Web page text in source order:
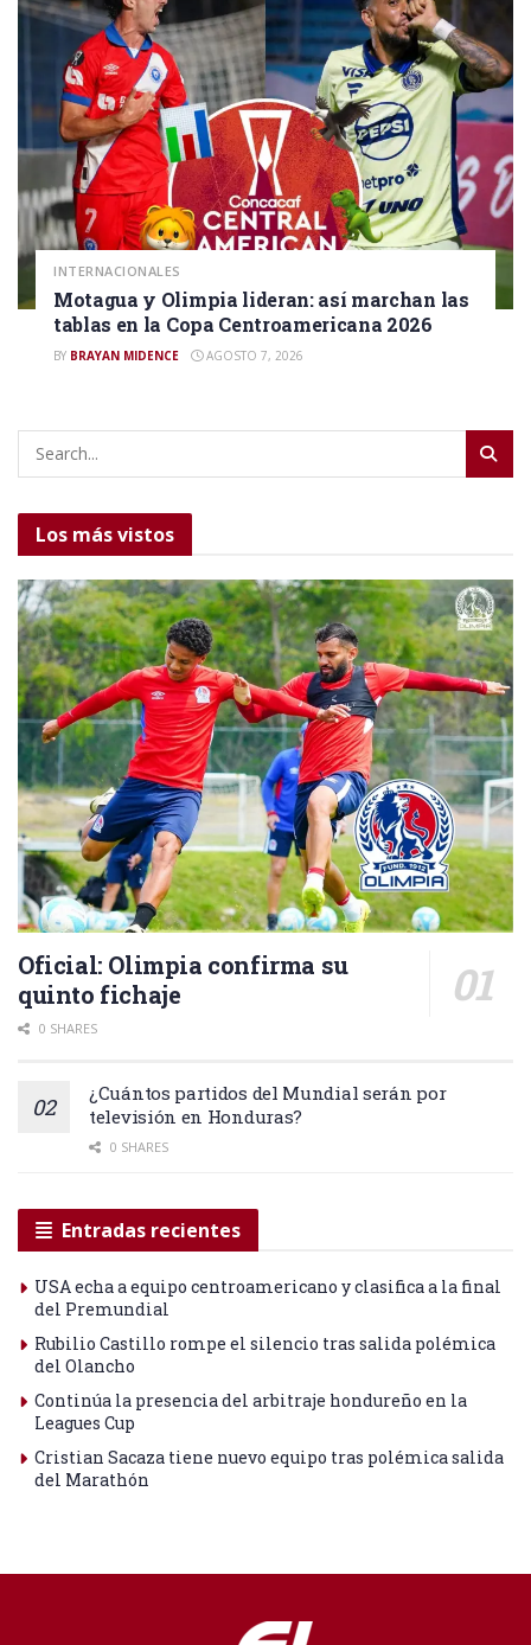
INTERNACIONALES
Motagua y Olimpia lideran: así marchan las
tablas en la Copa Centroamericana 2026
BY BRAYAN MIDENCE AGOSTO 7, 2026
Los más vistos
Oficial: Olimpia confirma su
quinto fichaje
0 SHARES
¿Cuántos partidos del Mundial serán por
televisión en Honduras?
0 SHARES
Entradas recientes
USA echa a equipo centroamericano y clasifica a la final
del Premundial
Rubilio Castillo rompe el silencio tras salida polémica
del Olancho
Continúa la presencia del arbitraje hondureño en la
Leagues Cup
Cristian Sacaza tiene nuevo equipo tras polémica salida
del Marathón